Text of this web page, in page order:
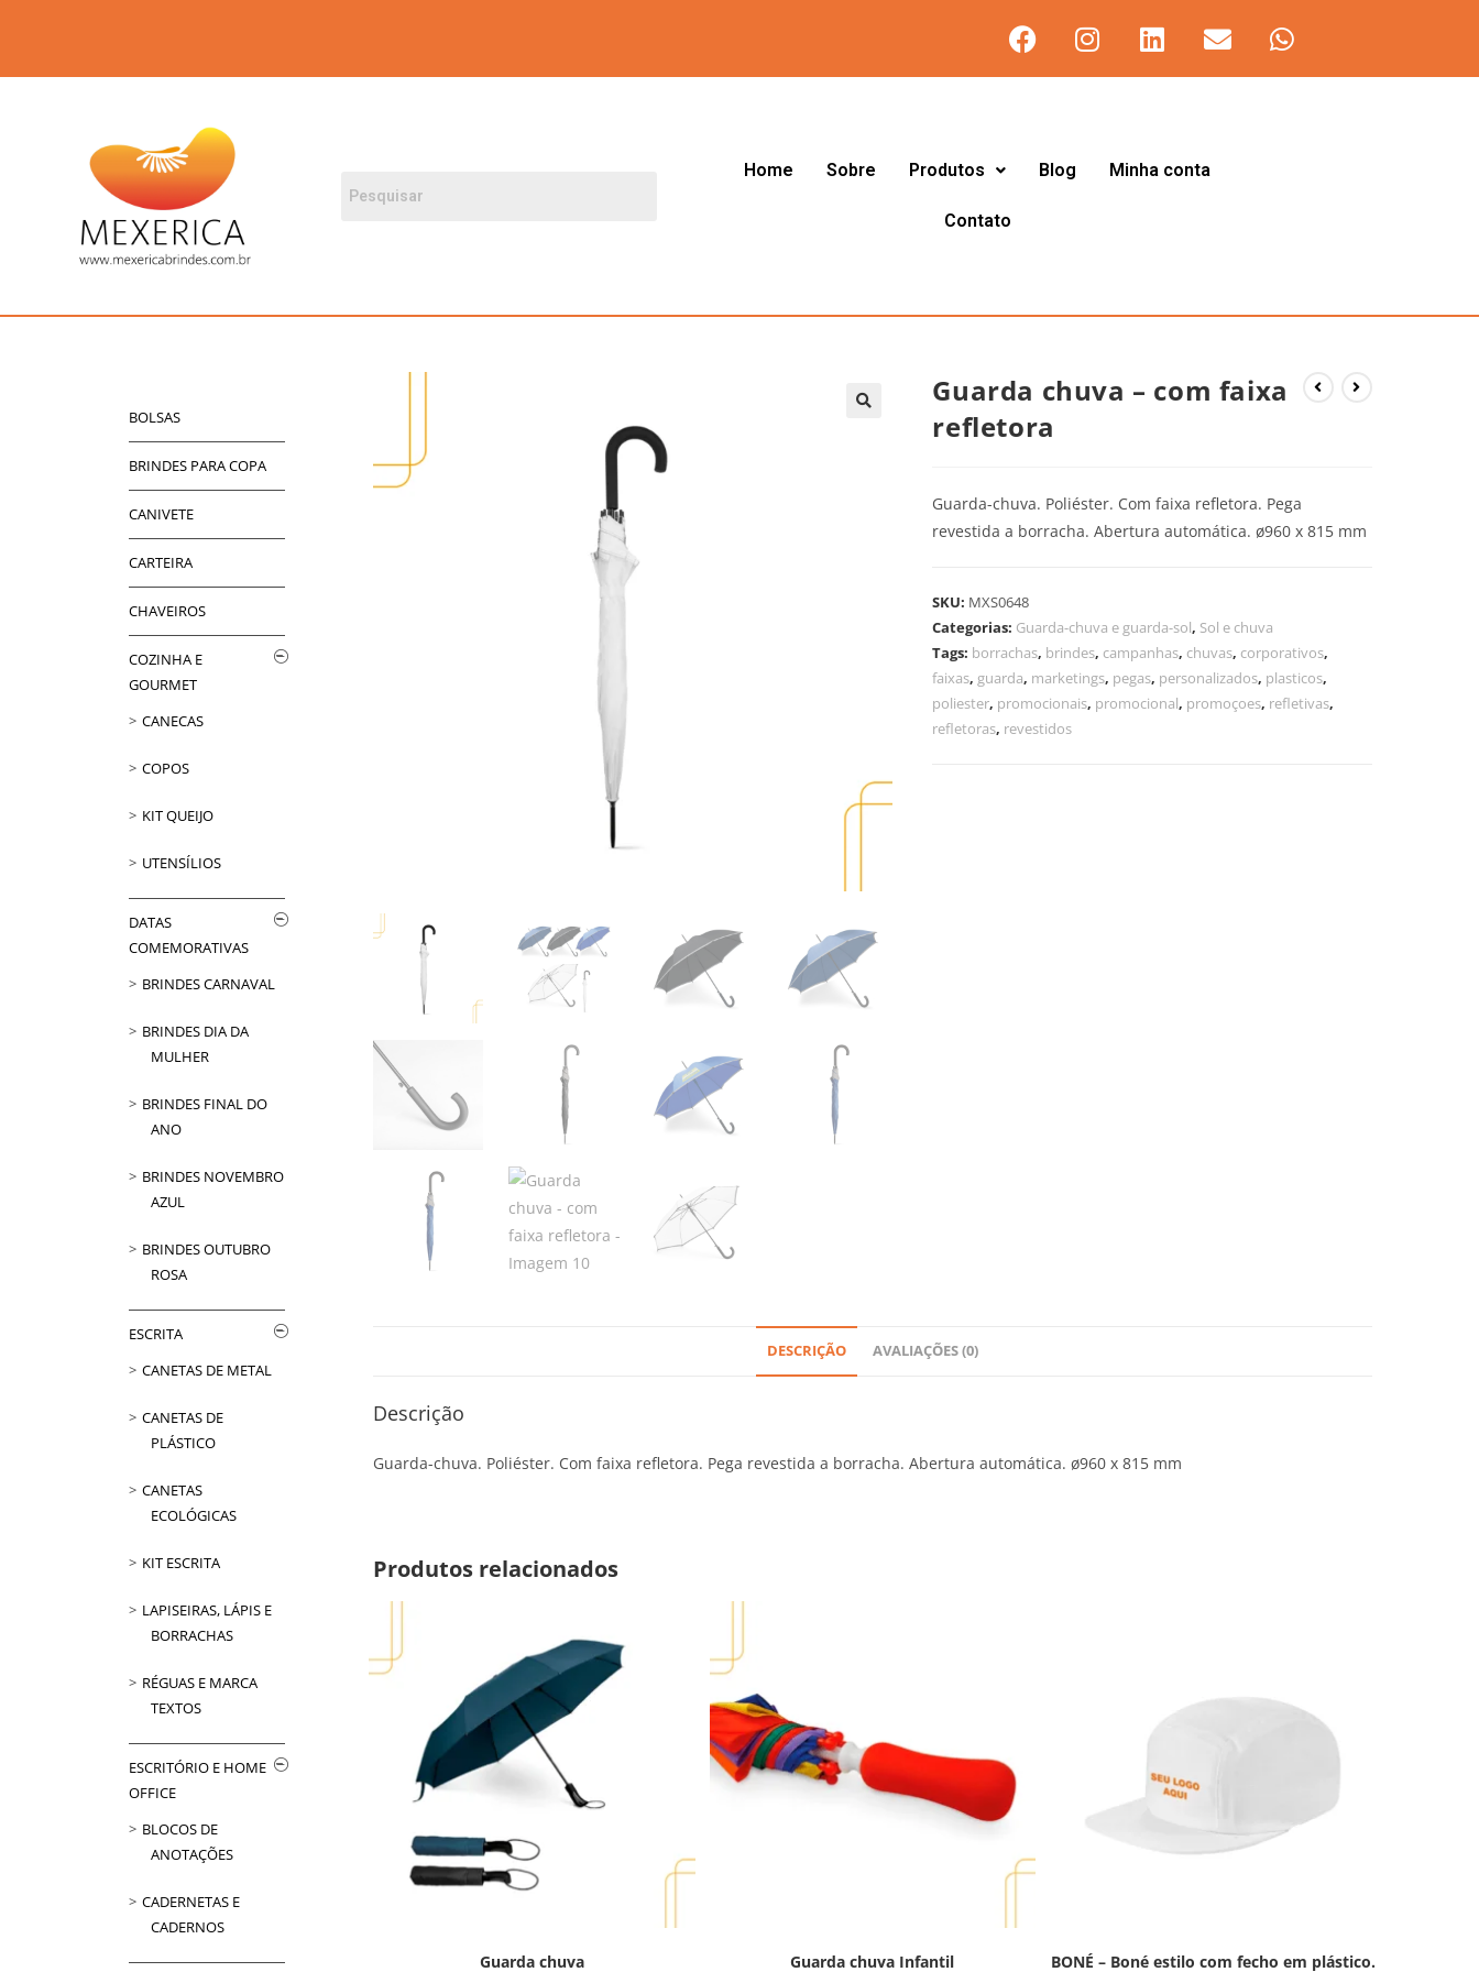
Home Sobre Produtos Blog Minha conta
Contato
Guarda chuva – com faixa
refletora
Guarda-chuva. Poliéster. Com faixa refletora. Pega
revestida a borracha. Abertura automática. ø960 x 815 mm
SKU: MXS0648
Categorias: Guarda-chuva e guarda-sol, Sol e chuva
Tags: borrachas, brindes, campanhas, chuvas, corporativos,
faixas, guarda, marketings, pegas, personalizados, plasticos,
poliester, promocionais, promocional, promoçoes, refletivas,
refletoras, revestidos
DESCRIÇÃO AVALIAÇÕES (0)
Descrição
Guarda-chuva. Poliéster. Com faixa refletora. Pega revestida a borracha. Abertura automática. ø960 x 815 mm
Produtos relacionados
Guarda chuva Guarda chuva Infantil BONÉ – Boné estilo com fecho em plástico.
BOLSAS
BRINDES PARA COPA
CANIVETE
CARTEIRA
CHAVEIROS
COZINHA E
GOURMET
CANECAS
COPOS
KIT QUEIJO
UTENSÍLIOS
DATAS
COMEMORATIVAS
BRINDES CARNAVAL
BRINDES DIA DA
MULHER
BRINDES FINAL DO
ANO
BRINDES NOVEMBRO
AZUL
BRINDES OUTUBRO
ROSA
ESCRITA
CANETAS DE METAL
CANETAS DE
PLÁSTICO
CANETAS
ECOLÓGICAS
KIT ESCRITA
LAPISEIRAS, LÁPIS E
BORRACHAS
RÉGUAS E MARCA
TEXTOS
ESCRITÓRIO E HOME
OFFICE
BLOCOS DE
ANOTAÇÕES
CADERNETAS E
CADERNOS